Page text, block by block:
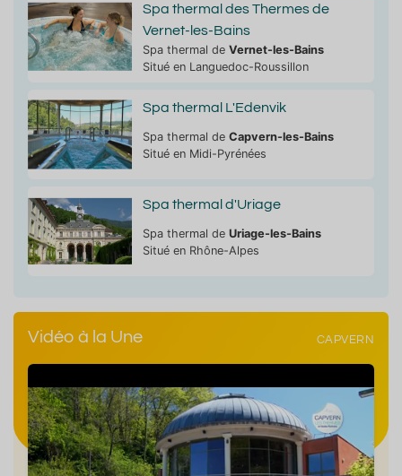
Spa thermal des Thermes de
Vernet-les-Bains
Spa thermal de Vernet-les-Bains
Situé en Languedoc-Roussillon
Spa thermal L'Edenvik
Spa thermal de Capvern-les-Bains
Situé en Midi-Pyrénées
Spa thermal d'Uriage
Spa thermal de Uriage-les-Bains
Situé en Rhône-Alpes
Vidéo à la Une CAPVERN